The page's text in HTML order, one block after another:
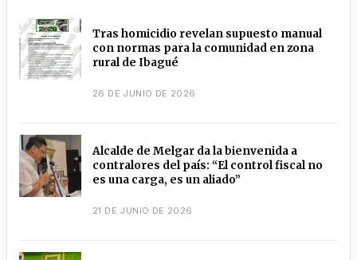
Tras homicidio revelan supuesto manual
con normas para la comunidad en zona
rural de Ibagué
26 DE JUNIO DE 2026
Alcalde de Melgar da la bienvenida a
contralores del país: “El control fiscal no
es una carga, es un aliado”
21 DE JUNIO DE 2026